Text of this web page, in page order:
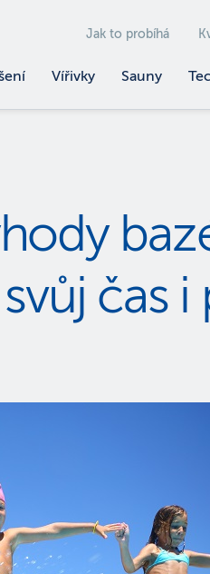
Jak to probíhá
Vířivky Sauny
čas i